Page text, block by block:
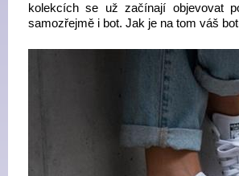
kolekcích se už začínají objevovat
samozřejmě i bot. Jak je na tom váš